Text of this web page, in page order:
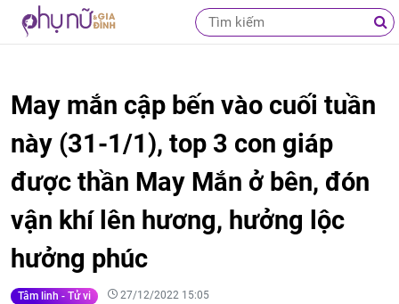
May mắn cập bến vào cuối tuần
này (31-1/1), top 3 con giáp
được thần May Mắn ở bên, đón
vận khí lên hương, hưởng lộc
hưởng phúc
Tâm linh - Tử vi 27/12/2022 15:05